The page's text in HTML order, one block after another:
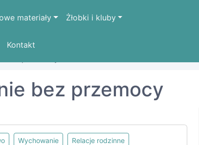
materiały Żłobki i kluby
Kontakt
bez przemocy
Wychowanie
Relacje rodzinne